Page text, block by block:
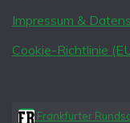
Impressum &
Cookie-Richtlinie
Frankfurter